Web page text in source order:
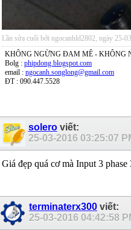
Lần sửa cuối bởi ngocanhld2802, ngày 25-
KHÔNG NGỪNG ĐAM MÊ - KHÔNG
Bolg : phipdong.blogspot.com
email : ngocanh.songlong@gmail.com
ĐT : 090.447.5528
soleroviết:
25-03-2016 03:25:07
Giá đẹp quá cơ mà Input 3
terminaterx300 viết:
25-03-2016 04:42:58